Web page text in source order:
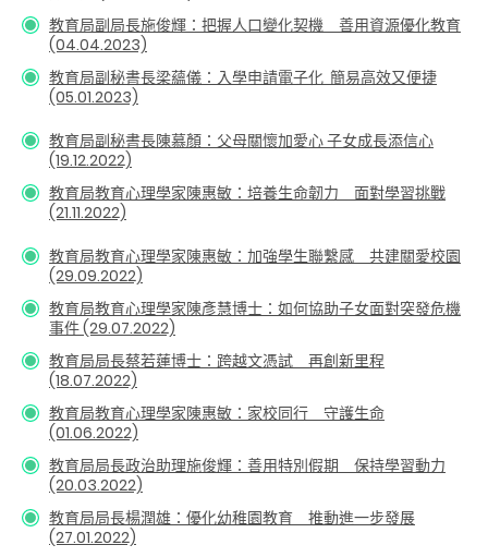
教育局副局長施俊輝：把握人口變化契機 善用資源優化教育
(04.04.2023)
教育局副秘書長梁蘊儀 ： 入學申請電子化 簡易高效又便捷
(05.01.2023)
教育局副秘書長陳慕顏：父母關懷加愛心 子女成長添信心
(19.12.2022)
教育局教育心理學家陳惠敏： 培養生命韌力 面對學習挑戰
(21.11.2022)
教育局教育心理學家陳惠敏：加強學生聯繫感 共建關愛校園
(29.09.2022)
教育局教育心理學家陳彥慧博士：如何協助子女面對突發危機
事件 (29.07.2022)
教育局局長蔡若蓮博士 ：跨越文憑試 再創新里程
(18.07.2022)
教育局教育心理學家陳惠敏 ： 家校同行 守護生命
(01.06.2022)
教育局局長政治助理施俊輝：善用特別假期 保持學習動力
(20.03.2022)
教育局局長楊潤雄：優化幼稚園教育 推動進一步發展
(27.01.2022)